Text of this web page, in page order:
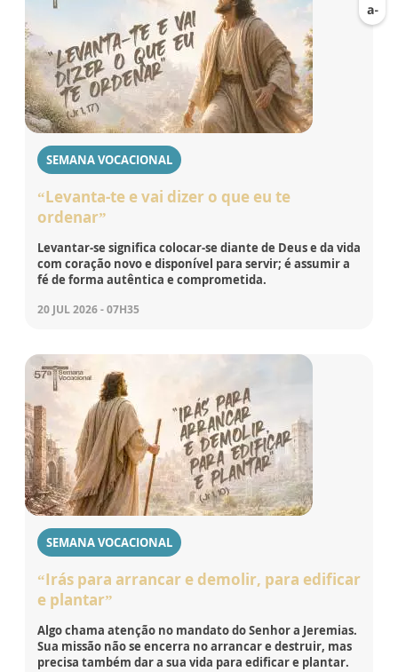
SEMANA VOCACIONAL
“Levanta-te e vai dizer o que eu te
ordenar”
Levantar-se significa colocar-se diante de Deus e da vida
com coração novo e disponível para servir; é assumir a
fé de forma autêntica e comprometida.
20 JUL 2026 - 07H35
SEMANA VOCACIONAL
“Irás para arrancar e demolir, para edificar
e plantar”
Algo chama atenção no mandato do Senhor a Jeremias.
Sua missão não se encerra no arrancar e destruir, mas
precisa também dar a sua vida para edificar e plantar.